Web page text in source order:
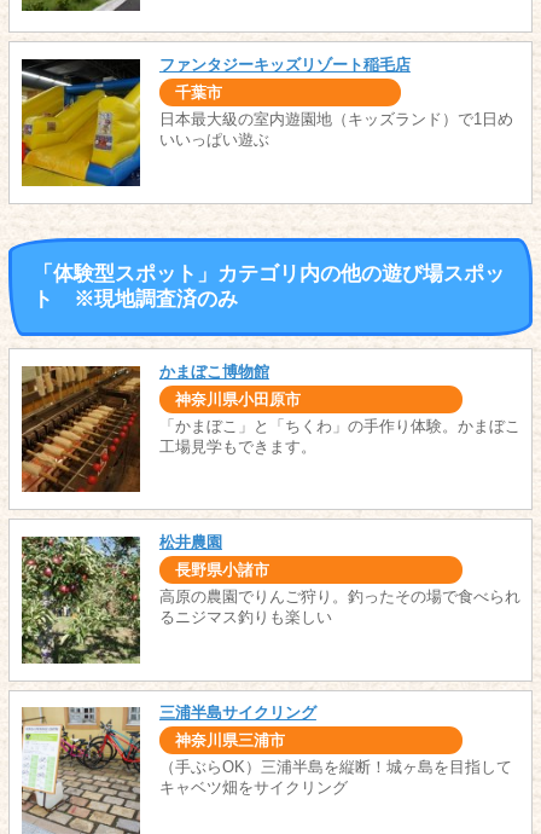
ファンタジーキッズリゾート稲毛店
千葉市
日本最大級の室内遊園地（キッズランド）で1日め
いいっぱい遊ぶ
「体験型スポット」カテゴリ内の他の遊び場スポッ
ト ※現地調査済のみ
かまぼこ博物館
神奈川県小田原市
「かまぼこ」と「ちくわ」の手作り体験。かまぼこ
工場見学もできます。
松井農園
長野県小諸市
高原の農園でりんご狩り。釣ったその場で食べられ
るニジマス釣りも楽しい
三浦半島サイクリング
神奈川県三浦市
（手ぶらOK）三浦半島を縦断！城ヶ島を目指して
キャベツ畑をサイクリング